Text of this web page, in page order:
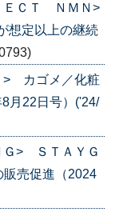
ＥＣＴ ＮＭＮ>
想定以上の継続
> カゴメ／化粧
月22日号）('24/
Ｇ> ＳＴＡＹＧ
販売促進（2024